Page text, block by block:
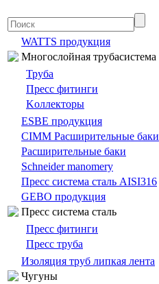
WATTS продукция
Многослойная трубасистема
Труба
Пресс фитинги
Kоллекторы
ESBE продукция
CIMM Расширительные баки
Расширительные баки
Schneider manomery
Пресс система сталь AISI316
GEBO продукция
Пресс система сталь
Пресс фитинги
Пресс труба
Изоляция труб липкая лента
Чугуны